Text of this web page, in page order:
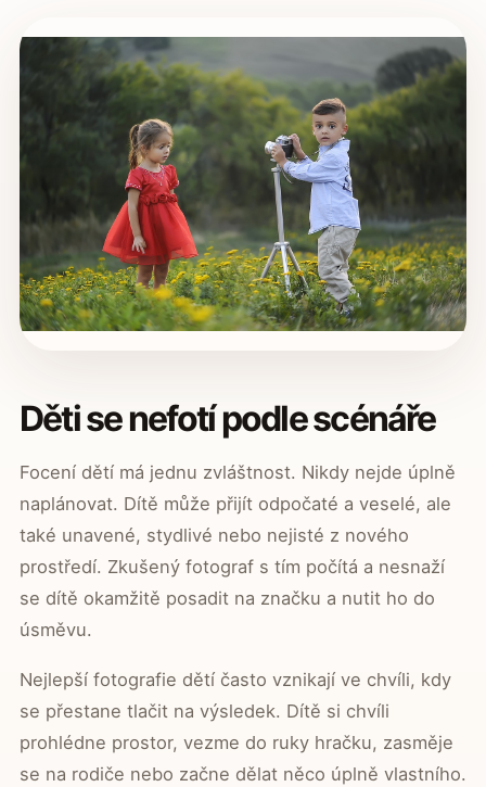
Děti se nefotí podle scénáře
Focení dětí má jednu zvláštnost. Nikdy nejde úplně
naplánovat. Dítě může přijít odpočaté a veselé, ale
také unavené, stydlivé nebo nejisté z nového
prostředí. Zkušený fotograf s tím počítá a nesnaží
se dítě okamžitě posadit na značku a nutit ho do
úsměvu.
Nejlepší fotografie dětí často vznikají ve chvíli, kdy
se přestane tlačit na výsledek. Dítě si chvíli
prohlédne prostor, vezme do ruky hračku, zasměje
se na rodiče nebo začne dělat něco úplně vlastního.